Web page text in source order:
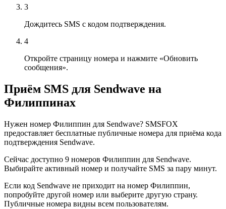
3
Дождитесь SMS с кодом подтверждения.
4
Откройте страницу номера и нажмите «Обновить
сообщения».
Приём SMS для Sendwave на
Филиппинах
Нужен номер Филиппин для Sendwave? SMSFOX
предоставляет бесплатные публичные номера для приёма кода
подтверждения Sendwave.
Сейчас доступно 9 номеров Филиппин для Sendwave.
Выбирайте активный номер и получайте SMS за пару минут.
Если код Sendwave не приходит на номер Филиппин,
попробуйте другой номер или выберите другую страну.
Публичные номера видны всем пользователям.